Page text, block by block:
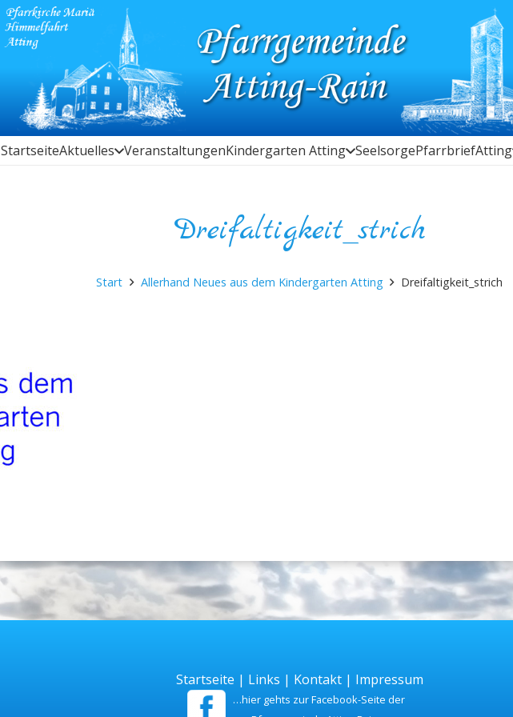
StartseiteAktuelles VeranstaltungenKindergarten Atting SeelsorgePfarrbriefAtting
Dreifaltigkeit_strich
Start Allerhand Neues aus dem Kindergarten Atting Dreifaltigkeit_strich
Startseite | Links | Kontakt| Impressum
…hier gehts zur Facebook-Seite der